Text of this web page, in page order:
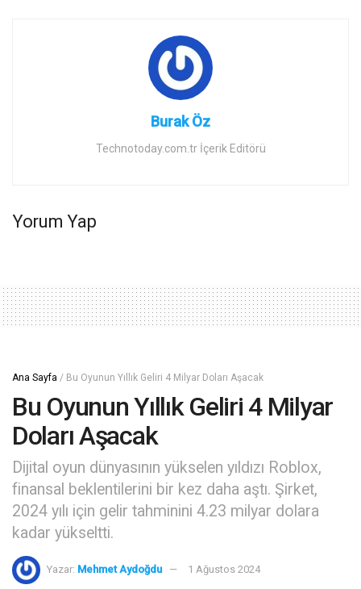
Burak Öz
Technotoday.com.tr İçerik Editörü
Yorum Yap
Ana Sayfa / Bu Oyunun Yıllık Geliri 4 Milyar Doları Aşacak
Bu Oyunun Yıllık Geliri 4 Milyar
Doları Aşacak
Dijital oyun dünyasının yükselen yıldızı Roblox,
finansal beklentilerini bir kez daha aştı. Şirket,
2024 yılı için gelir tahminini 4.23 milyar dolara
kadar yükseltti.
Yazar: Mehmet Aydoğdu 1 Ağustos 2024